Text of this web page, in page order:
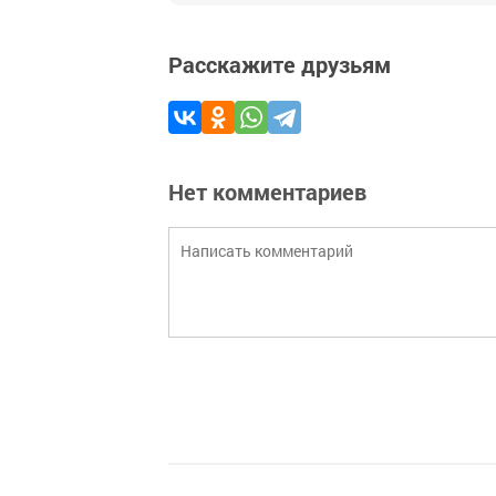
Расскажите друзьям
Нет комментариев